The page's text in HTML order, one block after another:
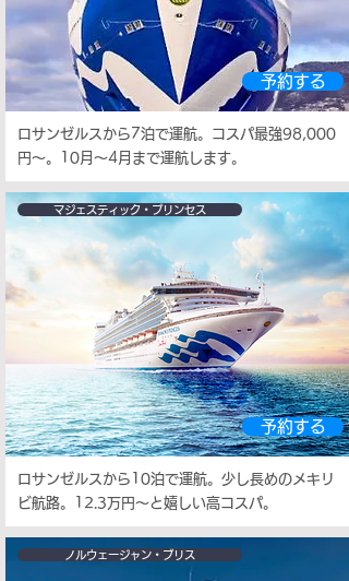
予約する
ロサンゼルスから7泊で運航。コスパ最強98,000
円～。10月～4月まで運航します。
予約する
マジェスティック・プリンセス
ロサンゼルスから10泊で運航。少し長めのメキリ
ビ航路。12.3万円～と嬉しい高コスパ。
ノルウェージャン・ブリス